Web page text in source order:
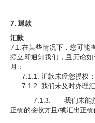
7. 退款
汇款
7.1.在某些情况下，您可能
须立即通知我们，且无论
月：
7.1.1. 汇款未经您授权
7.1.2. 我们未及时办理
7.1.3. 我们未能按照
正确的接收方且/或汇出正确